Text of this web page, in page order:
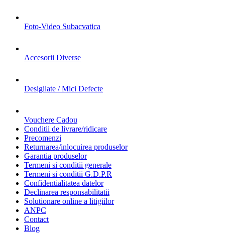
Foto-Video Subacvatica
Accesorii Diverse
Desigilate / Mici Defecte
Vouchere Cadou
Conditii de livrare/ridicare
Precomenzi
Returnarea/inlocuirea produselor
Garantia produselor
Termeni si conditii generale
Termeni si conditii G.D.P.R
Confidentialitatea datelor
Declinarea responsabilitatii
Solutionare online a litigiilor
ANPC
Contact
Blog